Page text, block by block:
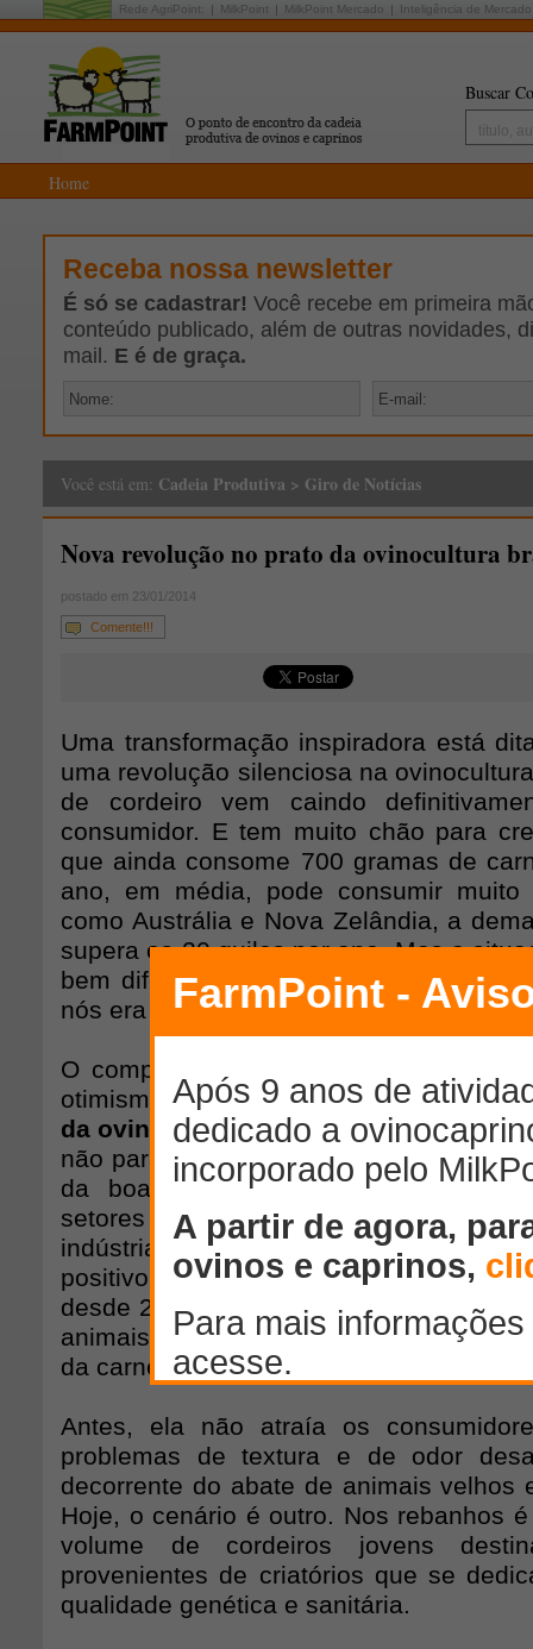
Rede AgriPoint: MilkPoint MilkPoint Mercado Inteligência de Mercado
Buscar
Home
Receba nossa newsletter
É só se cadastrar! Você recebe em primeira
conteúdo publicado, além de outras novidades,
mail. E é de graça.
Você está em: Cadeia Produtiva > Giro de Notícias
Nova revolução no prato da ovinocultura
postado em 23/01/2014
Comente!!!
Uma transformação inspiradora está
uma revolução silenciosa na
de cordeiro vem caindo
consumidor. E tem muito chão para
que ainda consome 700 gramas de
ano, em média, pode consumir
como Austrália e Nova Zelândia, a
supera os 20 quilos por ano. Mas a
bem diferente. Há dez anos, o
nós era menos da metade do atual.
O comportamento do consumo na
otimismo pelo qual tem passado toda a
da ovinocultura. A demanda por cortes
não para de crescer e atrai cada vez
da boa carne, em um processo
setores de food service, varejo,
indústria frigorífica. Um indicador
positivo é dado pelo rebanho
desde 2000, saindo de 14, 8 milhões
animais. Por trás desse movimento, há
da carne de cordeiro no Brasil.
Antes, ela não atraía os
problemas de textura e de odor
decorrente do abate de animais velhos
Hoje, o cenário é outro. Nos rebanhos
volume de cordeiros jovens
provenientes de criatórios que se
qualidade genética e sanitária.